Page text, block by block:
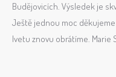
Budějovicích. Výsledek je
Ještě jednou moc
Ivetu znovu obrátíme. Marie